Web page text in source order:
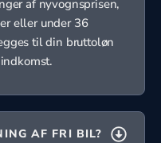
af nyvognsprisen,
eller under 36
til din bruttoløn
AF FRI BIL?